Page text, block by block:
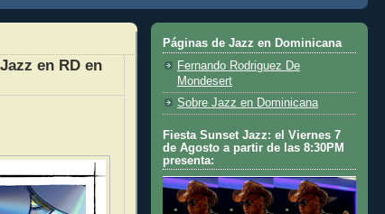
en RD en
Páginas de Jazz en Dominicana
Fernando Rodriguez De
Mondesert
Sobre Jazz en Dominicana
Fiesta Sunset Jazz: el Viernes 7
de Agosto a partir de las 8:30PM
presenta: